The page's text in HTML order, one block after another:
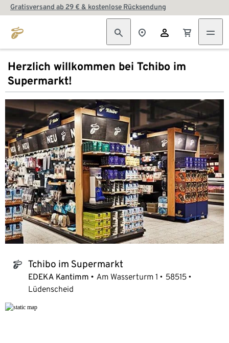
Gratisversand ab 29 € & kostenlose Rücksendung
Herzlich willkommen bei Tchibo im
Supermarkt!
tchibo_logo Tchibo im Supermarkt
EDEKA Kantimm Am Wasserturm 1
58515
Lüdenscheid